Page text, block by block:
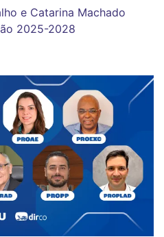
e Catarina Machado
2025-2028